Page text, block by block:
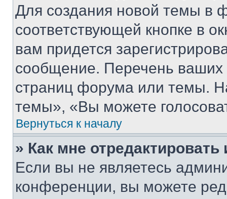
Для создания новой темы в
соответствующей кнопке в
вам придется
сообщение. Перечень ваших
страниц форума или темы.
темы», «Вы можете
Вернуться к началу
» Как мне
Если вы не являетесь
конференции, вы можете